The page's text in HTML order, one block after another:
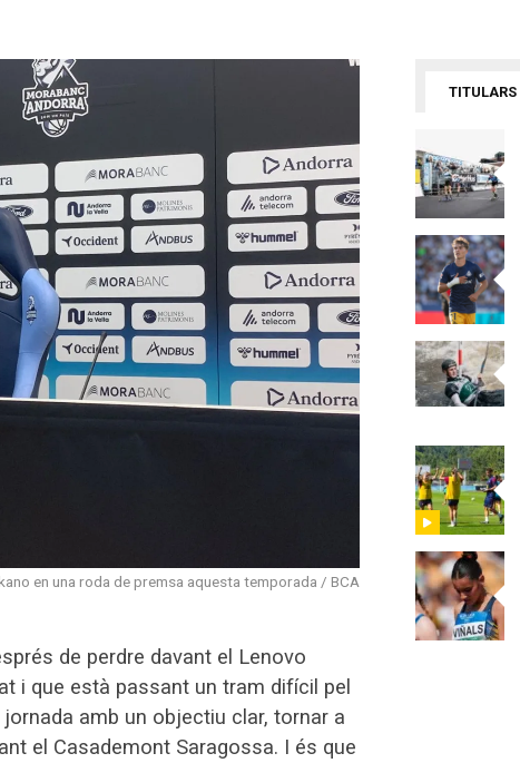
en una roda de premsa aquesta temporada / BCA
de perdre davant el Lenovo
i que està passant un tram difícil pel
amb un objectiu clar, tornar a
el Casademont Saragossa. I és que
TITULARS